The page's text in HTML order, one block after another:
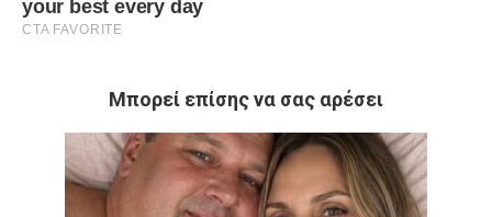
Μπορεί επίσης να σας αρέσει